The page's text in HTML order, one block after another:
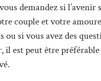
demandez si l’avenir
couple et votre
ou si vous avez des
il est peut être